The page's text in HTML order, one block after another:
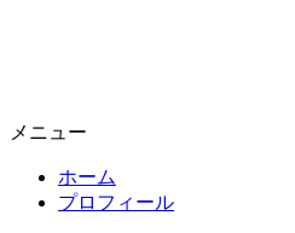
メニュー
ホーム
プロフィール